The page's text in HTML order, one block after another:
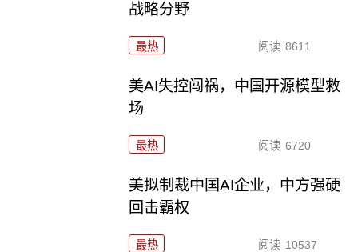
战略分野
最热 阅读 8611
美AI失控闯祸，中国开源模型救
场
最热 阅读 6720
美拟制裁中国AI企业，中方强硬
回击霸权
最热 阅读 10537